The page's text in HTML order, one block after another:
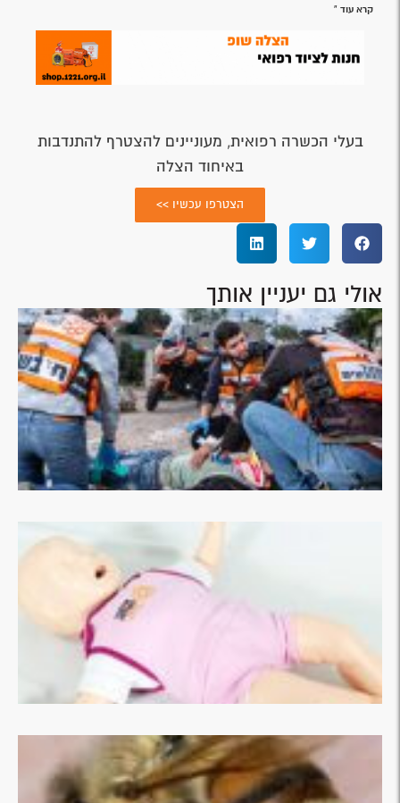
קרא עוד »
בעלי הכשרה רפואית, מעוניינים להצטרף להתנדבות
באיחוד הצלה
הצטרפו עכשיו >>
אולי גם יעניין אותך